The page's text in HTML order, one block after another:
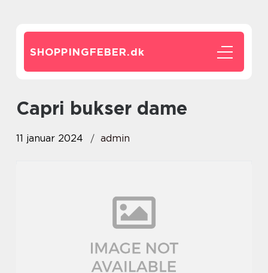
SHOPPINGFEBER.dk
capri bukser dame
11 januar 2024 admin